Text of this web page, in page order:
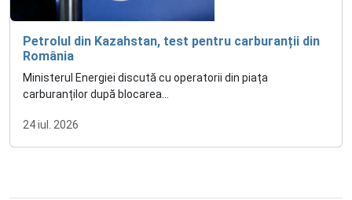
Petrolul din Kazahstan, test pentru carburanții din
România
Ministerul Energiei discută cu operatorii din piața
carburanților după blocarea...
24 iul. 2026